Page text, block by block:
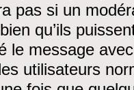
pas si un
qu’ils
le message
utilisateurs